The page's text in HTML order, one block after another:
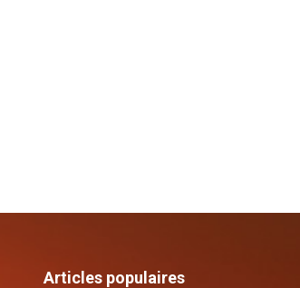
Articles populaires